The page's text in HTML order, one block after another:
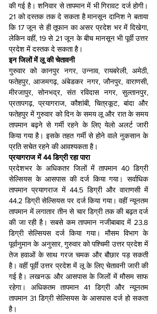
की गई है। शनिवार से तापमान में भी गिरावट दर्ज होगी।
21 को दस्तक तक दे सकता है मानसून दानिश ने बताया
कि 17 जून से ही तूफान का असर प्रदेश भर में दिखेगा,
लेकिन वहीं, 19 से 21 जून के बीच मानसून भी पूर्वी उत्तर
प्रदेश में दस्तक दे सकता है।
इन जिलों में लू की चेतावनी
गुरुवार को कानपुर नगर, उन्नाव, रायबरेली, अमेठी,
फतेहपुर, आजमगढ़, अंबेडकर नगर, जौनपुर, वाराणसी,
मीरजापुर, सोनभद्र, संत रविदास नगर, सुल्तानपुर,
प्रतापगढ़, प्रयागराज, कौशांबी, चित्रकूट, बांदा और
फतेहपुर में गुरुवार को दिन के समय लू और रात के समय
तापमान बढ़ने से गर्मी रहने के लिए येलो अलर्ट जारी
किया गया है। इसके तहत गर्मी से होने वाले नुकसान के
प्रति सचेत रहने की आवश्यकता है।
प्रयागराज में 44 डिग्री रहा पारा
प्रदेशभर के अधिकतर जिलों में तापमान 40 डिग्री
सेल्सियस के आसपास की दर्ज किया गया। सर्वाधिक
तापमान प्रयागराज में 44.5 डिग्री और वाराणसी में
44.2 डिग्री सेल्सियस पर दर्ज किया गया। वहीं न्यूनतम
तापमान में लगातार तीन से चार डिग्री तक की बढ़त दर्ज
की जा रही है। सबसे कम तापमान नजीबाबाद में 23.8
डिग्री सेल्सियस दर्ज किया गया। मौसम विभाग के
पूर्वानुमान के अनुसार, गुरुवार को पश्चिमी उत्तर प्रदेश में
तेज हवाओं के साथ गरज चमक और बौछार पड़ सकती
है। वहीं पूर्वी उत्तर प्रदेश में लू के लिए चेतावनी जारी की
गई है। लखनऊ और आसपास के जिलों में मौसम साफ
रहेगा। अधिकतम तापमान 41 डिग्री और न्यूनतम
तापमान 31 डिग्री सेल्सियस के आसपास दर्ज हो सकता
है।